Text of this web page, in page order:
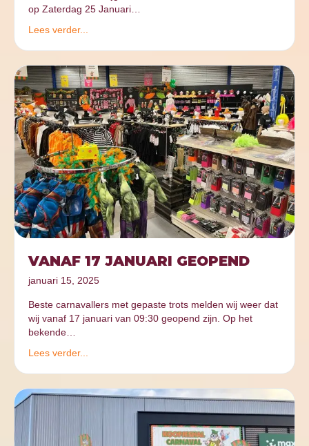
op Zaterdag 25 Januari…
Lees verder...
VANAF 17 JANUARI GEOPEND
januari 15, 2025
Beste carnavallers met gepaste trots melden wij weer dat
wij vanaf 17 januari van 09:30 geopend zijn. Op het
bekende…
Lees verder...